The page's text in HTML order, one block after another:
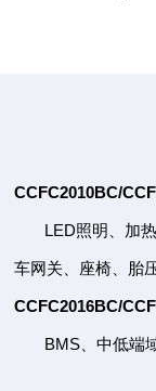
CCFC2010BC/
LED照明、加热
车网关、座椅、胎
CCFC2016BC/
BMS、中低端域